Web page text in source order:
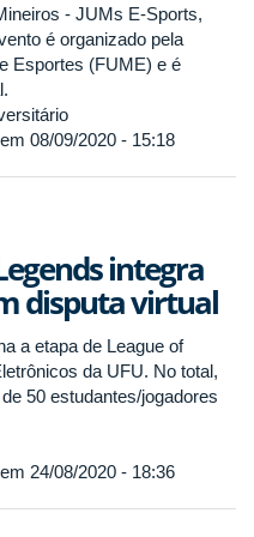
- JUMs E-Sports,
é organizado pela
Esportes (FUME) e é
08/09/2020 - 15:18
integra
disputa virtual
a etapa de League of
da UFU. No total,
50 estudantes/jogadores
24/08/2020 - 18:36